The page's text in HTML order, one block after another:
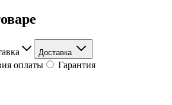
Доставка
оплаты Гарантия